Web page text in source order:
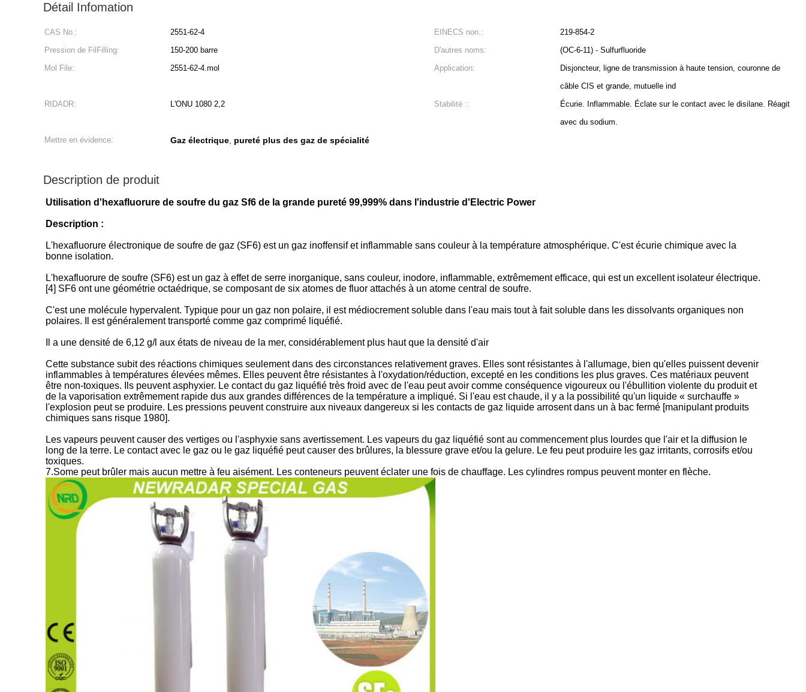
Détail Infomation
CAS No.: 2551-62-4 EINECS non.:
219-854-2
Pression de FilFilling:
150-200 barre D'autres noms:
(OC-6-11) - Sulfurfluoride
Mol File:
2551-62-4.mol Application:
Disjoncteur, ligne de transmission à haute tension, couronne de
câble CIS et grande, mutuelle ind
RIDADR:
L'ONU 1080 2,2 Stabilité ::
Écurie. Inflammable. Éclate sur le contact avec le disilane. Réagit
avec du sodium.
Mettre en évidence:
Gaz électrique, pureté plus des gaz de spécialité
Description de produit
Utilisation d'hexafluorure de soufre du gaz Sf6 de la grande pureté 99,999% dans l'industrie d'Electric Power
Description :
L'hexafluorure électronique de soufre de gaz (SF6) est un gaz inoffensif et inflammable sans couleur à la température atmosphérique. C'est écurie chimique avec la
bonne isolation.
L'hexafluorure de soufre (SF6) est un gaz à effet de serre inorganique, sans couleur, inodore, inflammable, extrêmement efficace, qui est un excellent isolateur électrique.
[4] SF6 ont une géométrie octaédrique, se composant de six atomes de fluor attachés à un atome central de soufre.
C'est une molécule hypervalent. Typique pour un gaz non polaire, il est médiocrement soluble dans l'eau mais tout à fait soluble dans les dissolvants organiques non
polaires. Il est généralement transporté comme gaz comprimé liquéfié.
Il a une densité de 6,12 g/l aux états de niveau de la mer, considérablement plus haut que la densité d'air
Cette substance subit des réactions chimiques seulement dans des circonstances relativement graves. Elles sont résistantes à l'allumage, bien qu'elles puissent devenir
inflammables à températures élevées mêmes. Elles peuvent être résistantes à l'oxydation/réduction, excepté en les conditions les plus graves. Ces matériaux peuvent
être non-toxiques. Ils peuvent asphyxier. Le contact du gaz liquéfié très froid avec de l'eau peut avoir comme conséquence vigoureux ou l'ébullition violente du produit et
de la vaporisation extrêmement rapide dus aux grandes différences de la température a impliqué. Si l'eau est chaude, il y a la possibilité qu'un liquide « surchauffe »
l'explosion peut se produire. Les pressions peuvent construire aux niveaux dangereux si les contacts de gaz liquide arrosent dans un à bac fermé [manipulant produits
chimiques sans risque 1980].
Les vapeurs peuvent causer des vertiges ou l'asphyxie sans avertissement. Les vapeurs du gaz liquéfié sont au commencement plus lourdes que l'air et la diffusion le
long de la terre. Le contact avec le gaz ou le gaz liquéfié peut causer des brûlures, la blessure grave et/ou la gelure. Le feu peut produire les gaz irritants, corrosifs et/ou
toxiques.
7.Some peut brûler mais aucun mettre à feu aisément. Les conteneurs peuvent éclater une fois de chauffage. Les cylindres rompus peuvent monter en flèche.